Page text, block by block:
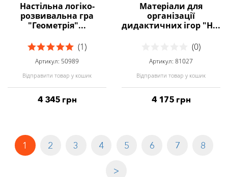
Настільна логіко-
розвивальна гра
"Геометрія"...
(1)
Артикул: 50989
Відправити товар у кошик
4 345 грн
Матеріали для
організації
дидактичних ігор "Н...
(0)
Артикул: 81027
Відправити товар у кошик
4 175 грн
1 2 3 4 5 6 7 8
>